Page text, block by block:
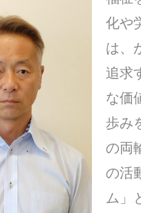
化や
は、
追求
な価
歩み
の両
の活
ム」